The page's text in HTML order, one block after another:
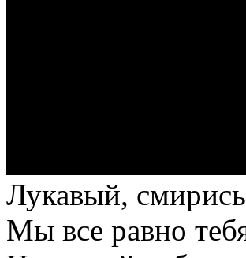
Лукавый,
Мы все равно